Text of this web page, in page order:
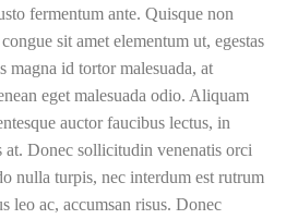
fermentum ante. Quisque non
sit amet elementum ut, egestas
magna id tortor malesuada, at
eget malesuada odio. Aliquam
auctor faucibus lectus, in
at. Donec sollicitudin venenatis orci
nulla turpis, nec interdum est rutrum
leo ac, accumsan risus. Donec